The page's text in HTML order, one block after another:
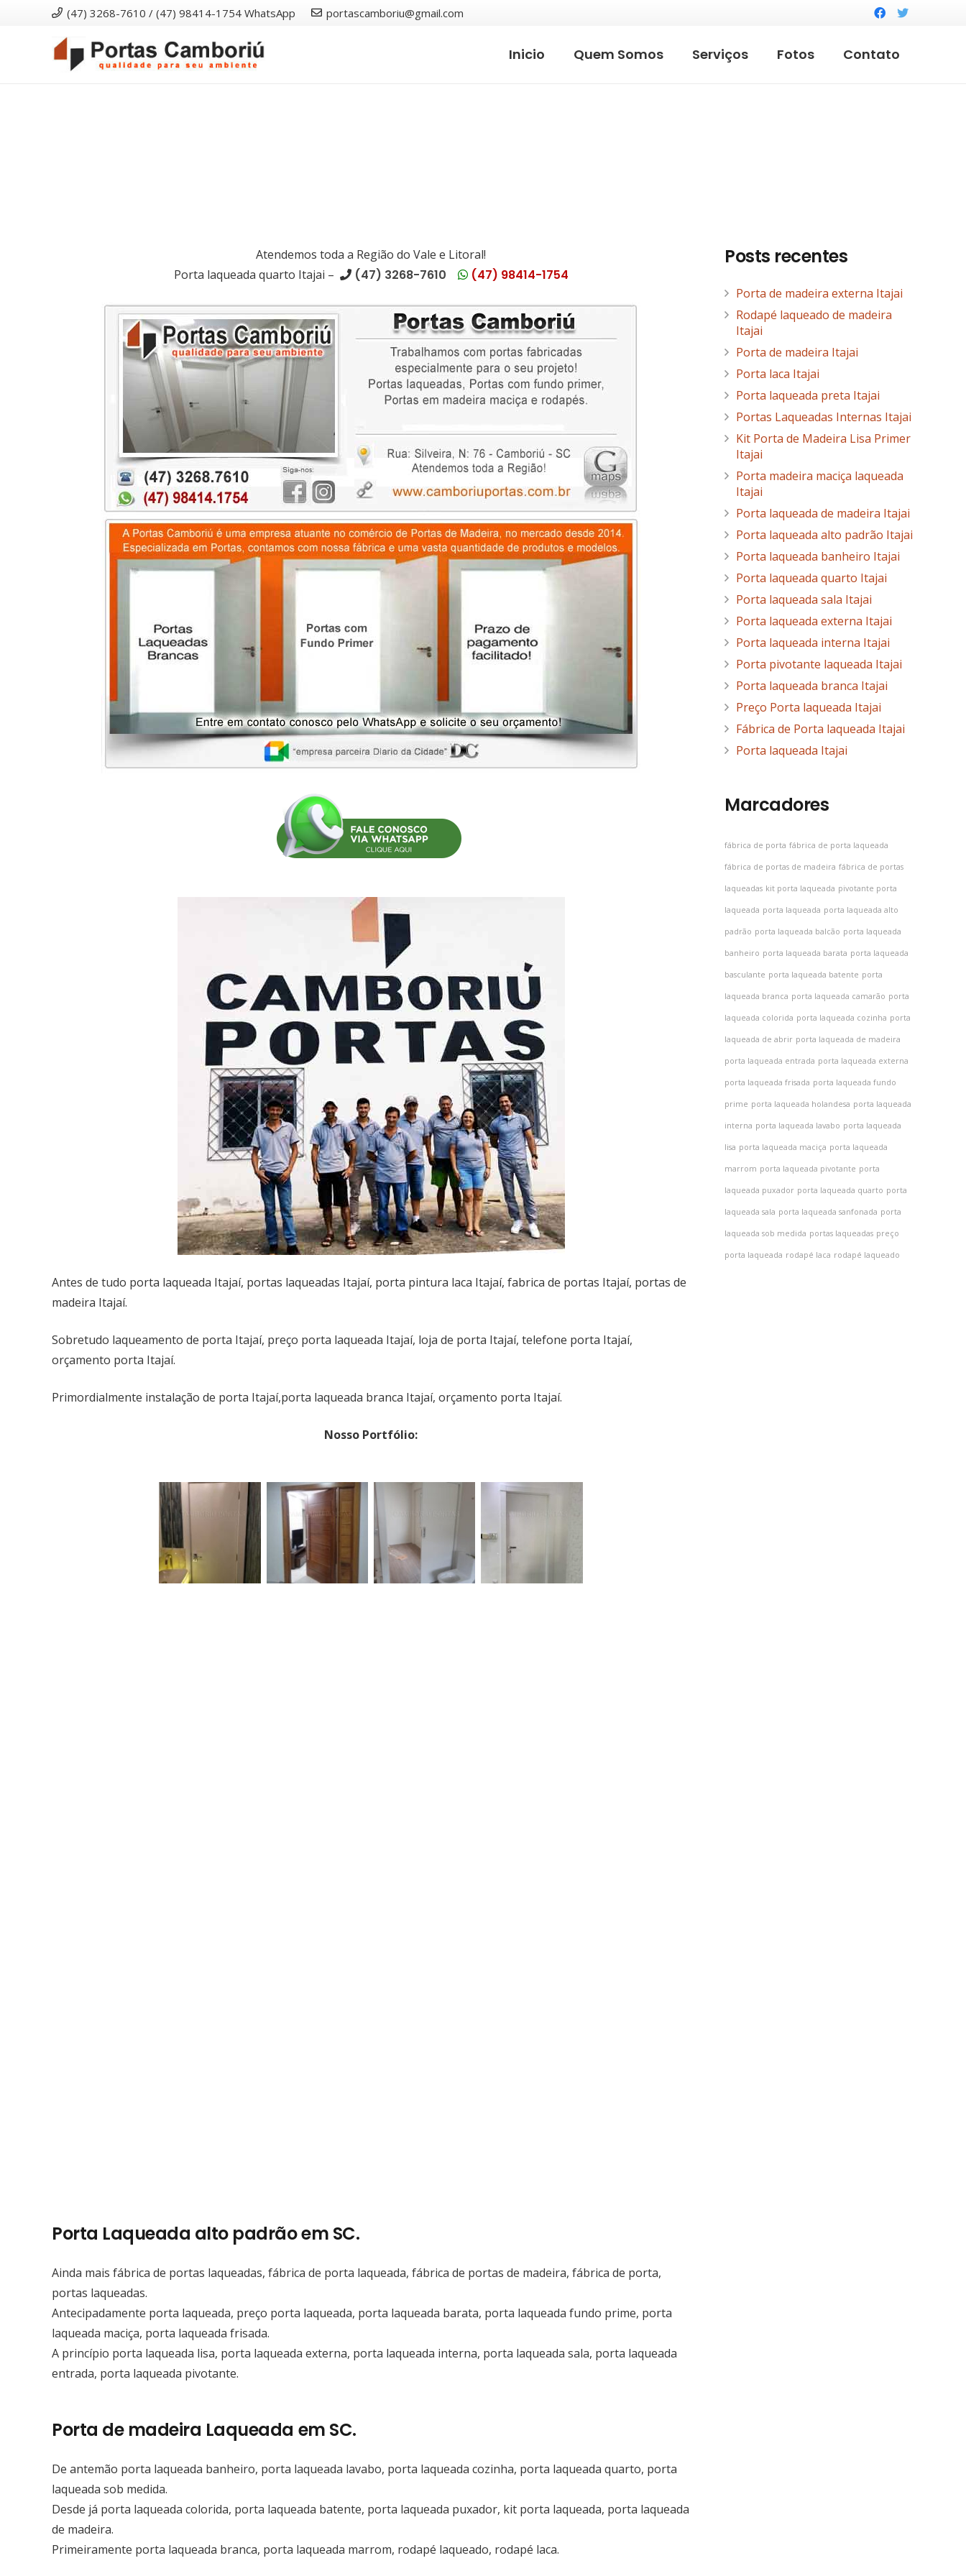
(47) 3268-7610 / (47) 98414-1754 WhatsApp portascamboriu@gmail.com
Inicio Quem Somos Serviços Fotos Contato
Atendemos toda a Região do Vale e Litoral!
Porta laqueada quarto Itajai –
(47) 3268-7610 (47) 98414-1754
Antes de tudo porta laqueada Itajaí, portas laqueadas Itajaí, porta pintura laca Itajaí, fabrica de portas Itajaí, portas de
madeira Itajaí.
Sobretudo laqueamento de porta Itajaí, preço porta laqueada Itajaí, loja de porta Itajaí, telefone porta Itajaí,
orçamento porta Itajaí.
Primordialmente instalação de porta Itajaí,porta laqueada branca Itajaí, orçamento porta Itajaí.
Nosso Portfólio:
Porta Laqueada alto padrão em SC.
Ainda mais fábrica de portas laqueadas, fábrica de porta laqueada, fábrica de portas de madeira, fábrica de porta,
portas laqueadas.
Antecipadamente porta laqueada, preço porta laqueada, porta laqueada barata, porta laqueada fundo prime, porta
laqueada maciça, porta laqueada frisada.
A princípio porta laqueada lisa, porta laqueada externa, porta laqueada interna, porta laqueada sala, porta laqueada
entrada, porta laqueada pivotante.
Porta de madeira Laqueada em SC.
De antemão porta laqueada banheiro, porta laqueada lavabo, porta laqueada cozinha, porta laqueada quarto, porta
laqueada sob medida.
Desde já porta laqueada colorida, porta laqueada batente, porta laqueada puxador, kit porta laqueada, porta laqueada
de madeira.
Primeiramente porta laqueada branca, porta laqueada marrom, rodapé laqueado, rodapé laca.
Posts recentes
Porta de madeira externa Itajai
Rodapé laqueado de madeira
Itajai
Porta de madeira Itajai
Porta laca Itajai
Porta laqueada preta Itajai
Portas Laqueadas Internas Itajai
Kit Porta de Madeira Lisa Primer
Itajai
Porta madeira maciça laqueada
Itajai
Porta laqueada de madeira Itajai
Porta laqueada alto padrão Itajai
Porta laqueada banheiro Itajai
Porta laqueada quarto Itajai
Porta laqueada sala Itajai
Porta laqueada externa Itajai
Porta laqueada interna Itajai
Porta pivotante laqueada Itajai
Porta laqueada branca Itajai
Preço Porta laqueada Itajai
Fábrica de Porta laqueada Itajai
Porta laqueada Itajai
Marcadores
fábrica de porta fábrica de porta laqueada
fábrica de portas de madeira fábrica de portas
laqueadas kit porta laqueada pivotante porta
laqueada porta laqueada porta laqueada alto
padrão porta laqueada balcão porta laqueada
banheiro porta laqueada barata porta laqueada
basculante porta laqueada batente porta
laqueada branca porta laqueada camarão porta
laqueada colorida porta laqueada cozinha porta
laqueada de abrir porta laqueada de madeira
porta laqueada entrada porta laqueada externa
porta laqueada frisada porta laqueada fundo
prime porta laqueada holandesa porta laqueada
interna porta laqueada lavabo porta laqueada
lisa porta laqueada maciça porta laqueada
marrom porta laqueada pivotante porta
laqueada puxador porta laqueada quarto porta
laqueada sala porta laqueada sanfonada porta
laqueada sob medida portas laqueadas preço
porta laqueada rodapé laca rodapé laqueado